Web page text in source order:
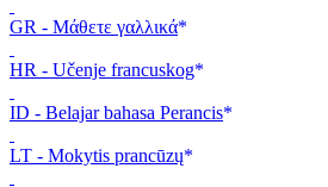
GR - Μάθετε γαλλικά
HR - Učenje francuskog
ID - Belajar bahasa Perancis
LT - Mokytis prancūzų